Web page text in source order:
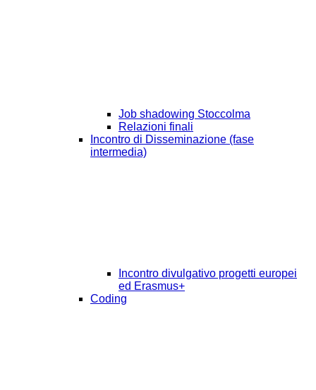
Job shadowing Stoccolma
Relazioni finali
Incontro di Disseminazione (fase
intermedia)
Incontro divulgativo progetti europei
ed Erasmus+
Coding